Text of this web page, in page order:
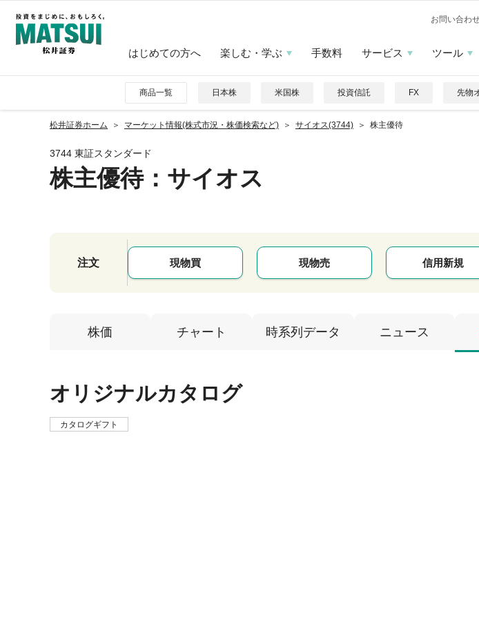
お問い合わ
はじめての方へ 楽しむ・学ぶ 手数料 サービス ツール
商品一覧 日本株 米国株 投資信託 FX 先物
松井証券ホーム マーケット情報(株式市況・株価検索など) サイオス(3744) 株主優待
3744 東証スタンダード
株主優待：サイオス
注文 現物買 現物売 信用新規
株価 チャート 時系列データ ニュース
オリジナルカタログ
カタログギフト